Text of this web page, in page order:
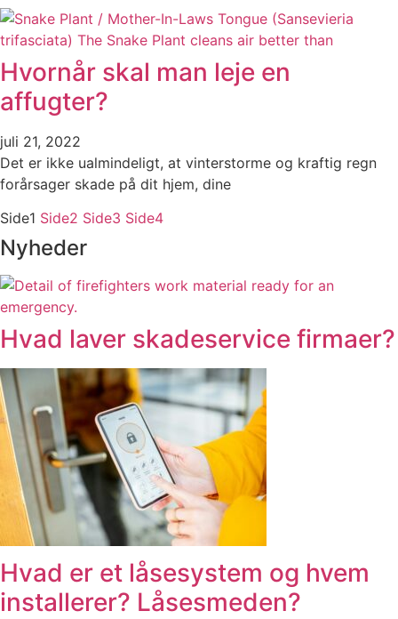
Hvornår skal man leje en
affugter?
juli 21, 2022
Det er ikke ualmindeligt, at vinterstorme og kraftig regn
forårsager skade på dit hjem, dine
Side1 Side2 Side3 Side4
Nyheder
Hvad laver skadeservice firmaer?
Hvad er et låsesystem og hvem
installerer? Låsesmeden?